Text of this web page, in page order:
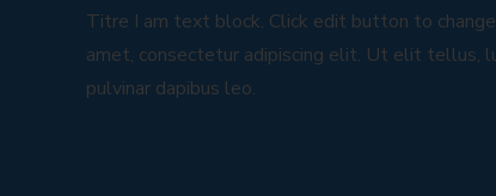
Titre I am text block. Click edit button to
amet, consectetur adipiscing elit. Ut elit tellus,
pulvinar dapibus leo.